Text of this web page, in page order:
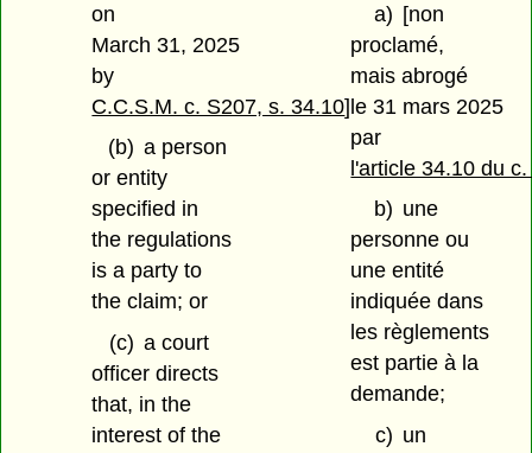
on
March 31, 2025
by
C.C.S.M. c. S207, s. 34.10]
(b) a person
or entity
specified in
the regulations
is a party to
the claim; or
(c) a court
officer directs
that, in the
interest of the
a) [non
proclamé,
mais abrogé
le 31 mars 2025
par
l'article 34.10 du
b) une
personne ou
une entité
indiquée dans
les règlements
est partie à la
demande;
c) un